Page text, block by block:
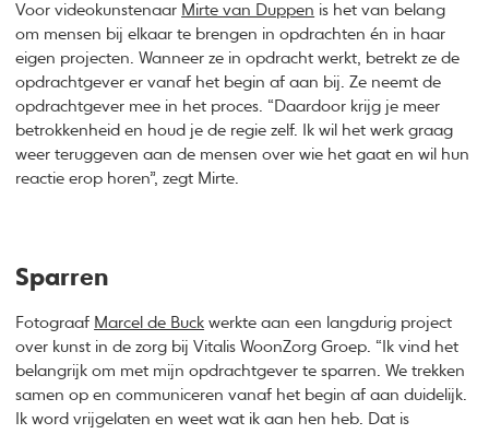
Voor videokunstenaar Mirte van Duppen is het van belang
om mensen bij elkaar te brengen in opdrachten én in haar
eigen projecten. Wanneer ze in opdracht werkt, betrekt ze de
opdrachtgever er vanaf het begin af aan bij. Ze neemt de
opdrachtgever mee in het proces. “Daardoor krijg je meer
betrokkenheid en houd je de regie zelf. Ik wil het werk graag
weer teruggeven aan de mensen over wie het gaat en wil hun
reactie erop horen”, zegt Mirte.
Sparren
Fotograaf Marcel de Buck werkte aan een langdurig project
over kunst in de zorg bij Vitalis WoonZorg Groep. “Ik vind het
belangrijk om met mijn opdrachtgever te sparren. We trekken
samen op en communiceren vanaf het begin af aan duidelijk.
Ik word vrijgelaten en weet wat ik aan hen heb. Dat is